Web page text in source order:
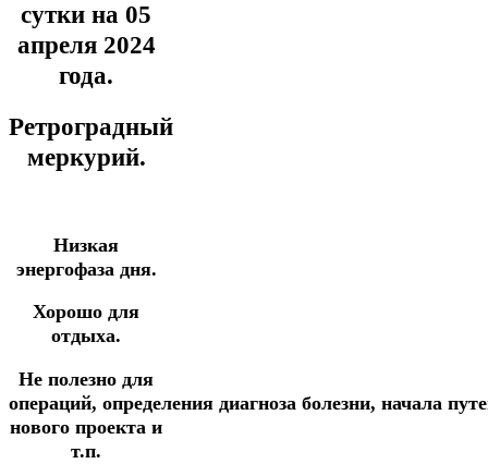
сутки на 05
апреля 2024
года.
Ретроградный
меркурий.
Низкая
энергофаза дня.
Хорошо для
отдыха.
Не полезно для
операций, определения диагноза болезни, начала
нового проекта и
т.п.